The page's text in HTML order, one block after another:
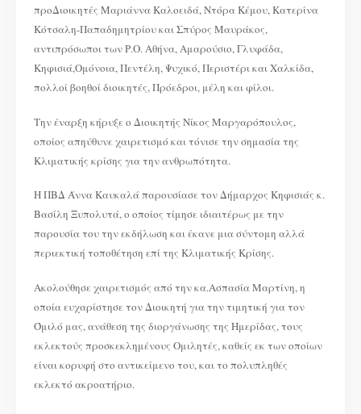
προΔιοικητές Μαριάννα Καλοειδά, Ντόρα Κέμου, Κατερίνα
Κότσαλη-Παπαδημητρίου και Σπύρος Μαυράκος,
αντιπρόσωποι των Ρ.Ο. Αθήνα, Αμαρούσιο, Γλυφάδα,
Κηφισιά,Ομόνοια, Πεντέλη, Ψυχικό, Περιστέρι και Χαλκίδα,
πολλοί βοηθοί διοικητές, Πρόεδροι, μέλη και φίλοι.
Την έναρξη κήρυξε ο Διοικητής Νίκος Μαργαρόπουλος,
οποίος απηύθυνε χαιρετισμό και τόνισε την σημασία της
Κλιματικής κρίσης για την ανθρωπότητα.
Η ΠΒΔ Άννα Καυκαλά παρουσίασε τον Δήμαρχος Κηφισιάς κ.
Βασίλη Ξυπολυτά, ο οποίος τίμησε ιδιαιτέρως με την
παρουσία του την εκδήλωση και έκανε μια σύντομη αλλά
περιεκτική τοποθέτηση επί της Κλιματικής Κρίσης.
Ακολούθησε χαιρετισμός από την κα.Ασπασία Μαρτίνη, η
οποία ευχαρίστησε τον Διοικητή για την τιμητική για τον
Όμιλό μας, ανάθεση της διοργάνωσης της Ημερίδας, τους
εκλεκτούς προσκεκλημένους Ομιλητές, καθείς εκ των οποίων
είναι κορυφή στο αντικείμενο του, και το πολυπληθές
εκλεκτό ακροατήριο.